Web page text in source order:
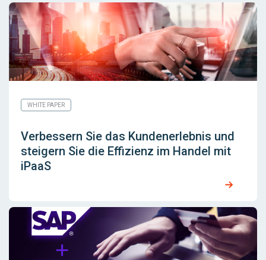
WHITE PAPER
Verbessern Sie das Kundenerlebnis und
steigern Sie die Effizienz im Handel mit
iPaaS